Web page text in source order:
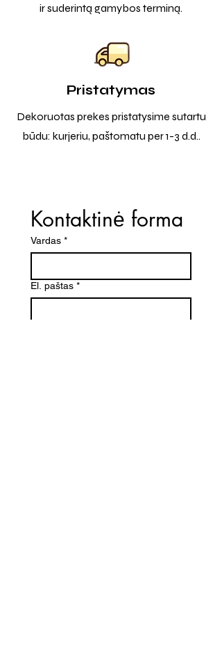
ir suderintą gamybos terminą.
Pristatymas
Dekoruotas prekes pristatysime sutartu
būdu: kurjeriu, paštomatu per 1-3 d.d..
Kontaktinė forma
Vardas *
El. paštas *